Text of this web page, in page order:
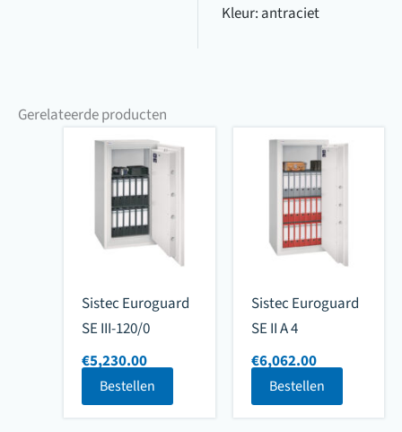
Kleur: antraciet
Gerelateerde producten
Sistec Euroguard
SE III-120/0
€5,230.00
Bestellen
Sistec Euroguard
SE II A 4
€6,062.00
Bestellen